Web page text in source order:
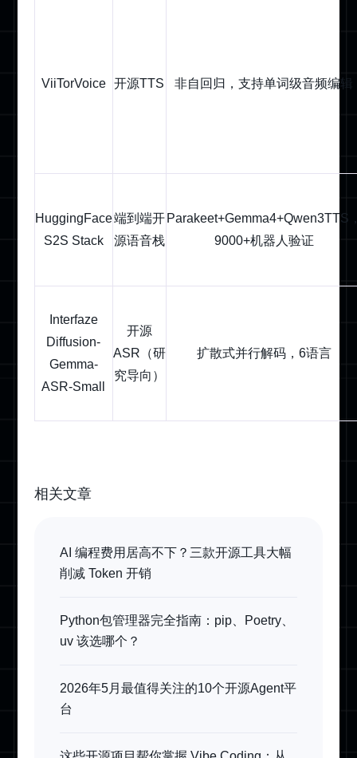
ViiTorVoice 开源TTS 非自回归，支持单词级音频编辑
HuggingFace
S2S Stack
端到端开
源语音栈
Parakeet+Gemma4+Qwen3TTS
9000+机器人验证
Interfaze
Diffusion-
Gemma-
ASR-Small
开源
ASR（研
究导向）
扩散式并行解码，6语言
相关文章
AI 编程费用居高不下？三款开源工具大幅
削减 Token 开销
Python包管理器完全指南：pip、Poetry、
uv 该选哪个？
2026年5月最值得关注的10个开源Agent平
台